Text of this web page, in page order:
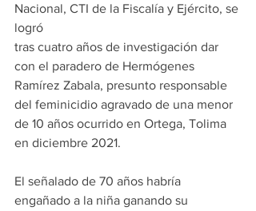
Nacional, CTI de la Fiscalía y Ejército, se
logró
tras cuatro años de investigación dar
con el paradero de Hermógenes
Ramírez Zabala, presunto responsable
del feminicidio agravado de una menor
de 10 años ocurrido en Ortega, Tolima
en diciembre 2021.
El señalado de 70 años habría
engañado a la niña ganando su